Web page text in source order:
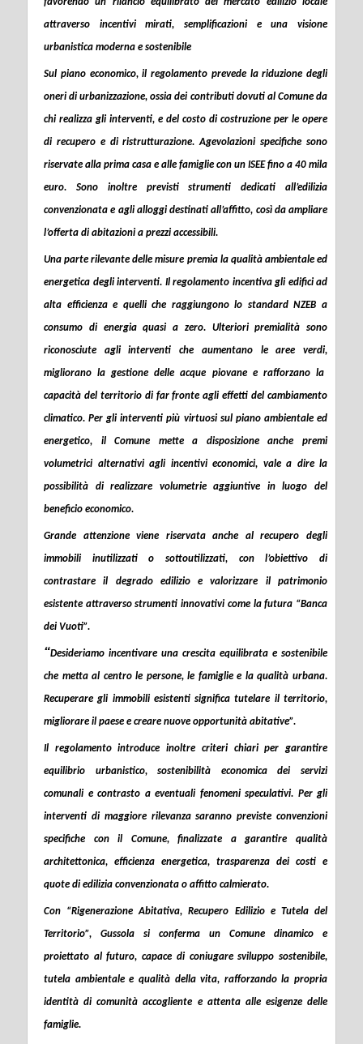
attraverso incentivi mirati, semplificazioni e una visione
urbanistica moderna e sostenibile
Sul piano economico, il regolamento prevede lariduzione degli
oneri di urbanizzazione, ossia dei contributi dovuti al Comune da
chi realizza gli interventi, e del costo di costruzione per le opere
di recupero e di ristrutturazione. Agevolazioni specifiche sono
riservate alla prima casa e alle famiglie con un ISEE fino a 40 mila
euro. Sono inoltre previsti strumenti dedicati all’edilizia
convenzionata e agli alloggi destinati all’affitto, così da ampliare
l’offerta di abitazioni a prezzi accessibili.
Una parte rilevante delle misure premia la qualità ambientale ed
energetica degli interventi. Il regolamento incentiva gli edifici ad
alta efficienza e quelli che raggiungono lo standard NZEB a
consumo di energia quasi a zero. Ulteriori premialità sono
riconosciute agli interventi che aumentano le aree verdi,
migliorano lagestione delle acque piovanee rafforzano la
capacità del territorio di far fronte agli effetti del cambiamento
climatico. Per gli interventi più virtuosi sul piano ambientale ed
energetico, il Comune mette a disposizione anche premi
volumetrici alternativi agli incentivi economici, vale a dire la
possibilità di realizzare volumetrie aggiuntive in luogo del
beneficio economico.
Grande attenzione viene riservata anche al recupero degli
immobili inutilizzati o sottoutilizzati, con l’obiettivo di
contrastare il degrado edilizio e valorizzare il patrimonio
esistente attraverso strumenti innovativi come la futura “Banca
dei Vuoti”.
“Desideriamo incentivare una crescita equilibrata e sostenibile
che metta al centro le persone, le famiglie e la qualità urbana.
Recuperare gli immobili esistenti significa tutelare il territorio,
migliorare il paese e creare nuove opportunità abitative”.
Il regolamento introduce inoltre criteri chiari per garantire
equilibrio urbanistico, sostenibilità economica dei servizi
comunali e contrasto a eventuali fenomeni speculativi. Per gli
interventi di maggiore rilevanza saranno previste convenzioni
specifiche con il Comune, finalizzate a garantire qualità
architettonica, efficienza energetica, trasparenza dei costi e
quote di edilizia convenzionata o affitto calmierato.
Con “Rigenerazione Abitativa, Recupero Edilizio e Tutela del
Territorio”, Gussola si conferma un Comune dinamico e
proiettato al futuro, capace di coniugare sviluppo sostenibile,
tutela ambientale e qualità della vita, rafforzando la propria
identità di comunità accogliente e attenta alle esigenze delle
famiglie.